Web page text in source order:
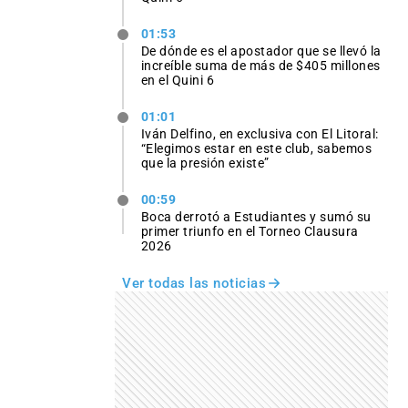
01:53
De dónde es el apostador que se llevó la
increíble suma de más de $405 millones
en el Quini 6
01:01
Iván Delfino, en exclusiva con El Litoral:
“Elegimos estar en este club, sabemos
que la presión existe”
00:59
Boca derrotó a Estudiantes y sumó su
primer triunfo en el Torneo Clausura
2026
Ver todas las noticias